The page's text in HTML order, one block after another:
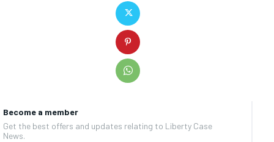
Become a member
Get the best offers and updates relating to Liberty Case
News.